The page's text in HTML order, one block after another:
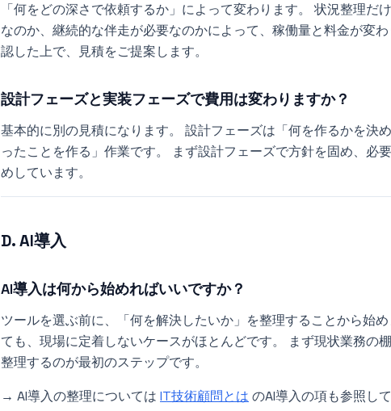
「何をどの深さで依頼するか」によって変わります。 状況整理だ
なのか、継続的な伴走が必要なのかによって、稼働量と料金が変
認した上で、見積をご提案します。
設計フェーズと実装フェーズで費用は変わりますか？
基本的に別の見積になります。 設計フェーズは「何を作るかを決
ったことを作る」作業です。 まず設計フェーズで方針を固め、必
めしています。
D. AI導入
AI導入は何から始めればいいですか？
ツールを選ぶ前に、「何を解決したいか」を整理することから始
ても、現場に定着しないケースがほとんどです。 まず現状業務の
整理するのが最初のステップです。
→ AI導入の整理については IT技術顧問とは のAI導入の項も参照して